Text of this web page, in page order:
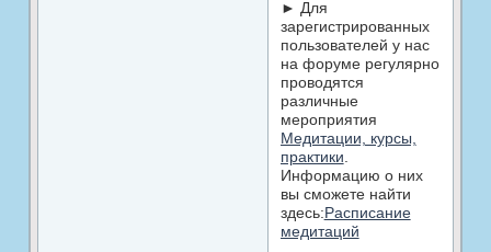
► Для
зарегистрированных
пользователей у нас
на форуме регулярно
проводятся
различные
мероприятия
Медитации, курсы,
практики
Информацию о них
вы сможете найти
здесь:Расписание
медитаций